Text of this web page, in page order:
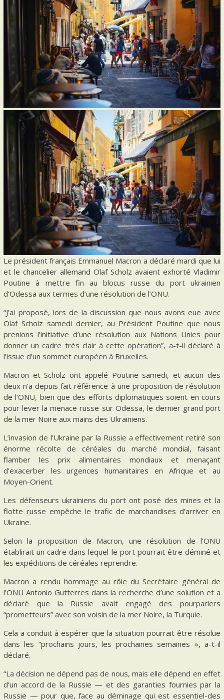
Le président français Emmanuel Macron a déclaré mardi que lui
et le chancelier allemand Olaf Scholz avaient exhorté Vladimir
Poutine à mettre fin au blocus russe du port ukrainien
d’Odessa aux termes d’une résolution de l’ONU.
“J’ai proposé, lors de la discussion que nous avons eue avec
Olaf Scholz samedi dernier, au Président Poutine que nous
prenions l’initiative d’une résolution aux Nations Unies pour
donner un cadre très clair à cette opération”, a-t-il déclaré à
l’issue d’un sommet européen à Bruxelles.
Macron et Scholz ont appelé Poutine samedi, et aucun des
deux n’a depuis fait référence à une proposition de résolution
de l’ONU, bien que des efforts diplomatiques soient en cours
pour lever la menace russe sur Odessa, le dernier grand port
de la mer Noire aux mains des Ukrainiens.
L’invasion de l’Ukraine par la Russie a effectivement retiré son
énorme récolte de céréales du marché mondial, faisant
flamber les prix alimentaires mondiaux et menaçant
d’exacerber les urgences humanitaires en Afrique et au
Moyen-Orient.
Les défenseurs ukrainiens du port ont posé des mines et la
flotte russe empêche le trafic de marchandises d’arriver en
Ukraine.
Selon la proposition de Macron, une résolution de l’ONU
établirait un cadre dans lequel le port pourrait être déminé et
les expéditions de céréales reprendre.
Macron a rendu hommage au rôle du Secrétaire général de
l’ONU Antonio Gutterres dans la recherche d’une solution et a
déclaré que la Russie avait engagé des pourparlers
“prometteurs” avec son voisin de la mer Noire, la Turquie.
Cela a conduit à espérer que la situation pourrait être résolue
dans les “prochains jours, les prochaines semaines », a-t-il
déclaré.
“La décision ne dépend pas de nous, mais elle dépend en effet
d’un accord de la Russie — et des garanties fournies par la
Russie — pour que, face au déminage qui est essentiel-des